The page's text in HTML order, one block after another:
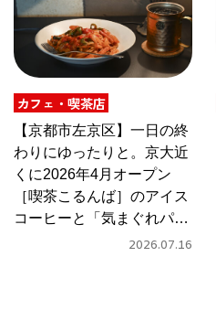
カフェ・喫茶店
【京都市左京区】一日の終
わりにゆったりと。京大近
くに2026年4月オープン
［喫茶こるんば］のアイス
コーヒーと「気まぐれパス
2026.07.16